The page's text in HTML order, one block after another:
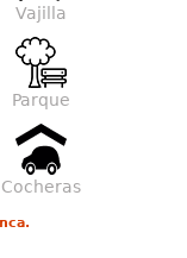
Vajilla
Parque
Cocheras